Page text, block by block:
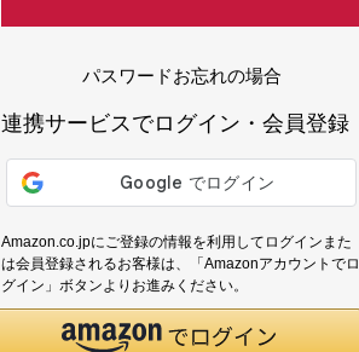
パスワードお忘れの場合
連携サービスでログイン・会員登録
Amazon.co.jpにご登録の情報を利用してログインまた
は会員登録されるお客様は、「Amazonアカウントでロ
グイン」ボタンよりお進みください。